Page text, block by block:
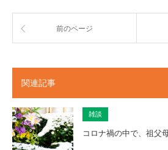
前のページ
関連記事
雑談
コロナ禍の中で、祖父